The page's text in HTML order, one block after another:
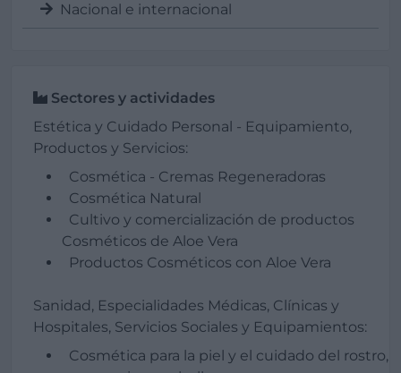
Nacional e internacional
Sectores y actividades
Estética y Cuidado Personal - Equipamiento,
Productos y Servicios:
Cosmética - Cremas Regeneradoras
Cosmética Natural
Cultivo y comercialización de productos
Cosméticos de Aloe Vera
Productos Cosméticos con Aloe Vera
Sanidad, Especialidades Médicas, Clínicas y
Hospitales, Servicios Sociales y Equipamientos:
Cosmética para la piel y el cuidado del rostro,